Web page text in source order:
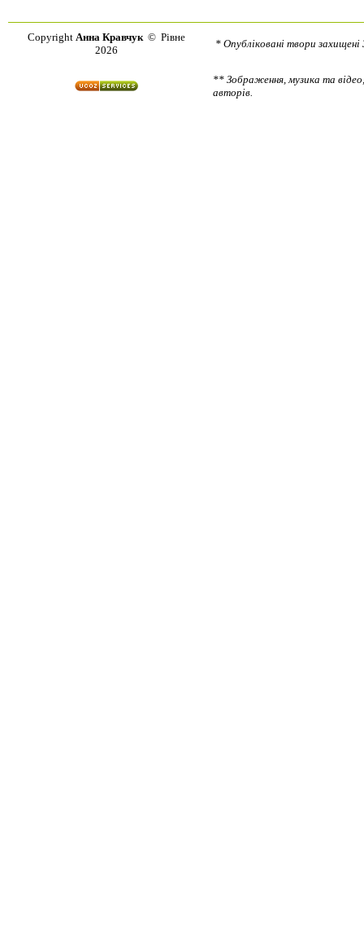
Copyright Анна Кравчук© Рівне
2026
* Опубліковані твори
** Зображення, музика та
авторів.